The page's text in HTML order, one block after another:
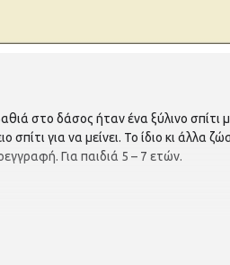
στο δάσος ήταν ένα ξύλινο σπίτι
για να μείνει. Το ίδιο κι άλλα
Για παιδιά 5 – 7 ετών.